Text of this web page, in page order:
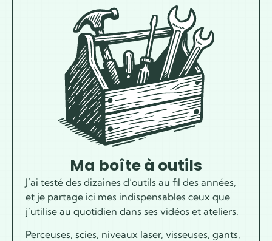
Ma boîte à outils
J’ai testé des dizaines d’outils au fil des années,
et je partage ici mes indispensables ceux que
j’utilise au quotidien dans ses vidéos et ateliers.
Perceuses, scies, niveaux laser, visseuses, gants,